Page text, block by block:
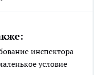
инспектора
условие